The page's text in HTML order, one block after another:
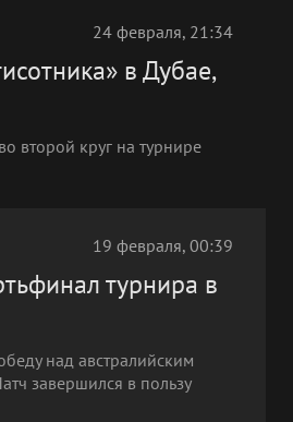
24 февраля, 21:34
в Дубае,
второй круг на турнире
19 февраля, 00:39
турнира в
над австралийским
завершился в пользу